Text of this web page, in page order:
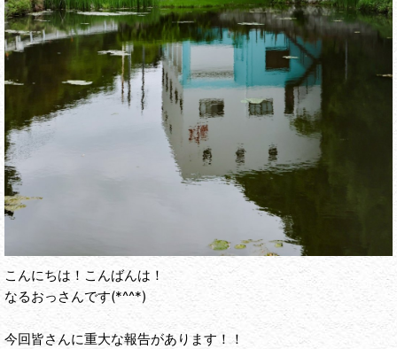
こんにちは！こんばんは！
なるおっさんです(*^^*)
今回皆さんに重大な報告があります！！